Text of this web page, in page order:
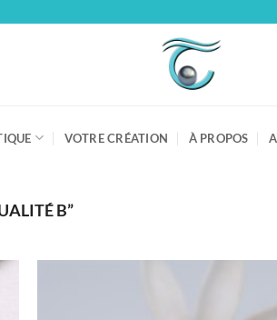
VOTRE CRÉATION À PROPOS
B”